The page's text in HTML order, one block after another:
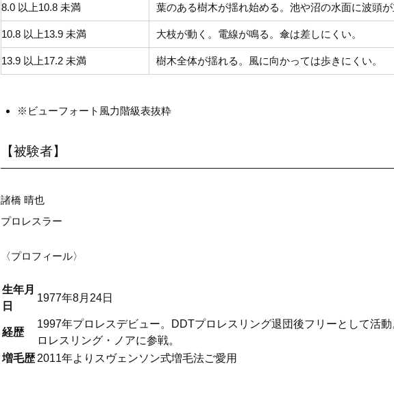
8.0 以上10.8 未満 葉のある樹木が揺れ始める。池や沼の水面に波頭
10.8 以上13.9 未満 大枝が動く。電線が鳴る。傘は差しにくい。
13.9 以上17.2 未満 樹木全体が揺れる。風に向かっては歩きにくい。
※ビューフォート風力階級表抜粋
【被験者】
諸橋 晴也
プロレスラー
〈プロフィール〉
生年月
日
1977年8月24日
経歴
1997年プロレスデビュー。DDTプロレスリング退団後フリーとして活
ロレスリング・ノアに参戦。
増毛歴 2011年よりスヴェンソン式増毛法ご愛用